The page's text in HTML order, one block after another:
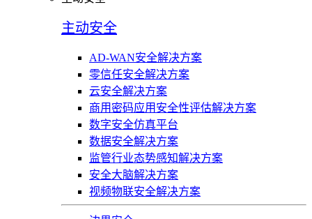
主动安全
AD-WAN安全解决方案
零信任安全解决方案
云安全解决方案
商用密码应用安全性评估解决方案
数字安全仿真平台
数据安全解决方案
监管行业态势感知解决方案
安全大脑解决方案
视频物联安全解决方案